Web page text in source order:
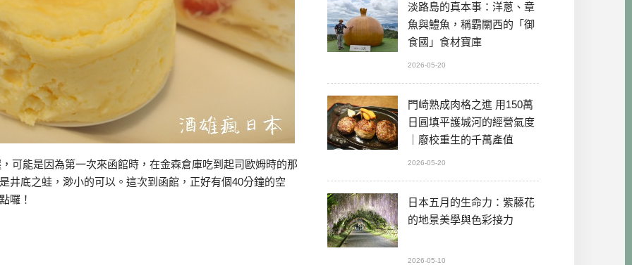
能是因為第一次來函館時，在金森倉庫吃到起司歐姆時的那
井底之蛙，渺小的可以。這次到函館，正好有個40分鐘的空
囉！
淡路島的真本事：洋蔥、章
魚與鱧魚，稱霸關西的「御
食國」食材寶庫
2026-05-20
門崎熟成肉格之進 用150萬
日圓填平護城河的經營氣度
｜廢校重生的千萬產值
2026-05-20
日本五月的生命力：紫藤花
的地景美學與色彩接力
2026-05-10